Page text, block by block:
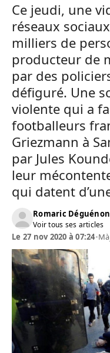
Ce jeudi, une
réseaux
milliers de
producteur de
par des
défiguré. Une
violente qui a
footballeurs
Griezmann à
par Jules
leur
qui datent
Romaric Déguénon
Voir tous ses articles
Le 27 nov 2020 à 07:24•